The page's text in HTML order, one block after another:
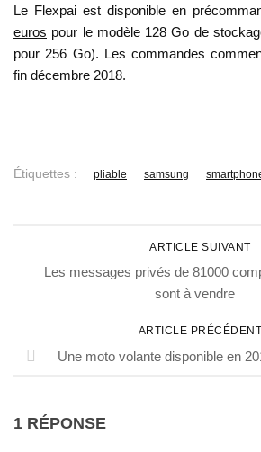
Le Flexpai est disponible en
euros pour le modèle 128 Go de
pour 256 Go). Les commandes
fin décembre 2018.
Étiquettes : pliable samsung
ARTICLE SUIVANT
Les messages privés de 81000
sont à vendre
ARTICLE PRÉCÉDENT
Une moto volante disponible en
1 RÉPONSE